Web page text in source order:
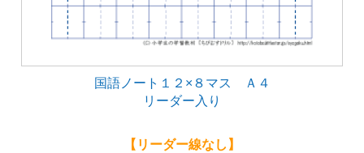
国語ノート１２×８マス Ａ４
リーダー入り
【リーダー線なし】